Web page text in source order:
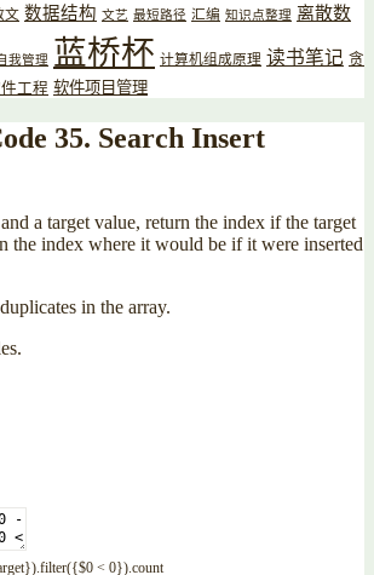
文 数据结构 文艺 最短路径 汇编 知识点整理 离散数
我管理 蓝桥杯 计算机组成原理 读书笔记 贪
工程 软件项目管理
35. Search Insert
a target value, return the index if the target
the index where it would be if it were inserted
in the array.
}).filter({$0 < 0}).count